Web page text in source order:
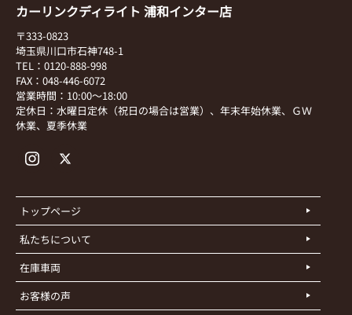
カーリンクディライト 浦和インター店
〒333-0823
埼玉県川口市石神748-1
TEL：0120-888-998
FAX：048-446-6072
営業時間：10:00～18:00
定休日：水曜日定休（祝日の場合は営業）、年末年始休業、ＧＷ
休業、夏季休業
トップページ
私たちについて
在庫車両
お客様の声